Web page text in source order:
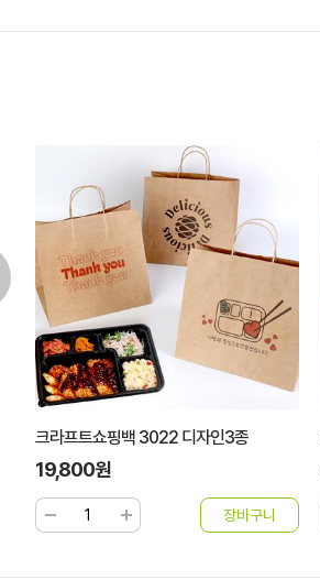
크라프트쇼핑백 3022 디자인3종
19,800원